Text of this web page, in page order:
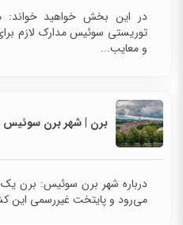
در این بخش خواهید خواند:
توریستی سوئیس مدارک لازم
و معایب...
برن | شهر برن سوئیس
درباره شهر برن سوئیس: برن
می‌رود و پایتخت غیررسمی این